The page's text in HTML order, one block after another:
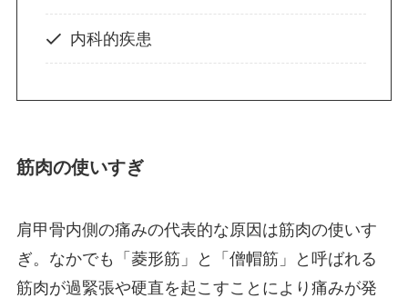
内科的疾患
筋肉の使いすぎ
肩甲骨内側の痛みの代表的な原因は筋肉の使いす
ぎ。なかでも「菱形筋」と「僧帽筋」と呼ばれる
筋肉が過緊張や硬直を起こすことにより痛みが発